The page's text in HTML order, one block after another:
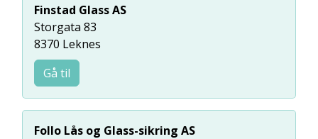
Finstad Glass AS
Storgata 83
8370 Leknes
Gå til
Follo Lås og Glass-sikring AS